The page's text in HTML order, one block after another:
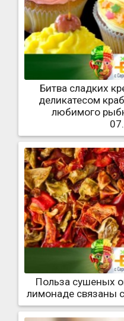
Битва сладких
деликатесом
любимого
Польза сушеных
лимонаде связаны